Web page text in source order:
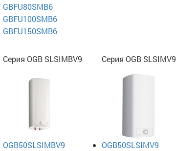
GBFU80SMB6
GBFU100SMB6
GBFU150SMB6
Серия OGB SLSIMBV9
OGB50SLSIMBV9
Серия OGB SLSIMV9
OGB50SLSIMV9